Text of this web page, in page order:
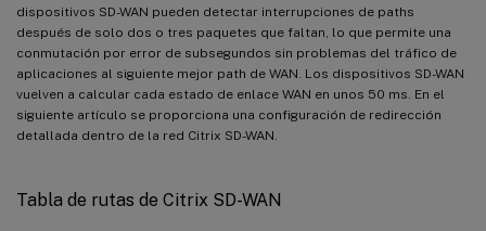
dispositivos SD-WAN pueden detectar interrupciones de paths
después de solo dos o tres paquetes que faltan, lo que permite una
conmutación por error de subsegundos sin problemas del tráfico de
aplicaciones al siguiente mejor path de WAN. Los dispositivos SD-WAN
vuelven a calcular cada estado de enlace WAN en unos 50 ms. En el
siguiente artículo se proporciona una configuración de redirección
detallada dentro de la red Citrix SD-WAN.
Tabla de rutas de Citrix SD-WAN